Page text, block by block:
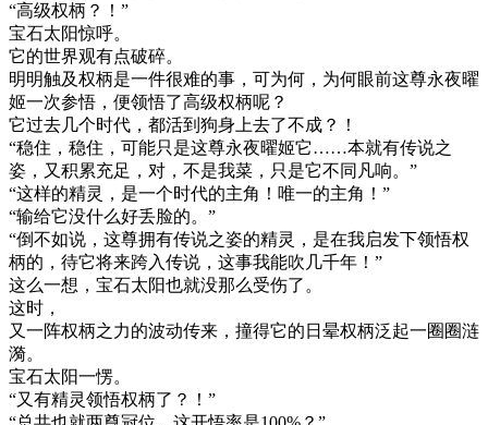
“高级权柄？！”
宝石太阳惊呼。
它的世界观有点破碎。
明明触及权柄是一件很难的事，可为何，为何眼前这尊永夜曜
姬一次参悟，便领悟了高级权柄呢？
它过去几个时代，都活到狗身上去了不成？！
“稳住，稳住，可能只是这尊永夜曜姬它……本就有传说之
姿，又积累充足，对，不是我菜，只是它不同凡响。”
“这样的精灵，是一个时代的主角！唯一的主角！”
“输给它没什么好丢脸的。”
“倒不如说，这尊拥有传说之姿的精灵，是在我启发下领悟权
柄的，待它将来跨入传说，这事我能吹几千年！”
这么一想，宝石太阳也就没那么受伤了。
这时，
又一阵权柄之力的波动传来，撞得它的日晕权柄泛起一圈圈涟
漪。
宝石太阳一愣。
“又有精灵领悟权柄了？！”